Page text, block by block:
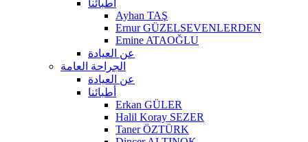
أطبائنا
Ayhan TAŞ
Ernur GÜZELSEVENLERDEN
Emine ATAOĞLU
عن العيادة
الجراحة العامة
عن العيادة
أطبائنا
Erkan GÜLER
Halil Koray SEZER
Taner ÖZTÜRK